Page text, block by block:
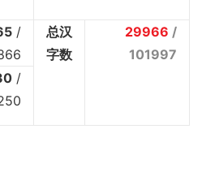
/
总汉
字数
29966 /
101997
/